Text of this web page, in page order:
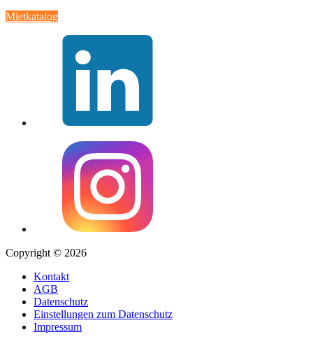
Mietkatalog
Copyright © 2026
Kontakt
AGB
Datenschutz
Einstellungen zum Datenschutz
Impressum